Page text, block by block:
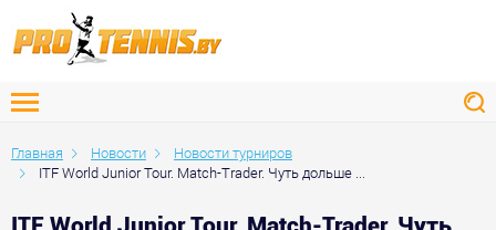
Главная Новости
Новости турниров
ITF World Junior Tour. Match-Trader. Чуть дольше ...